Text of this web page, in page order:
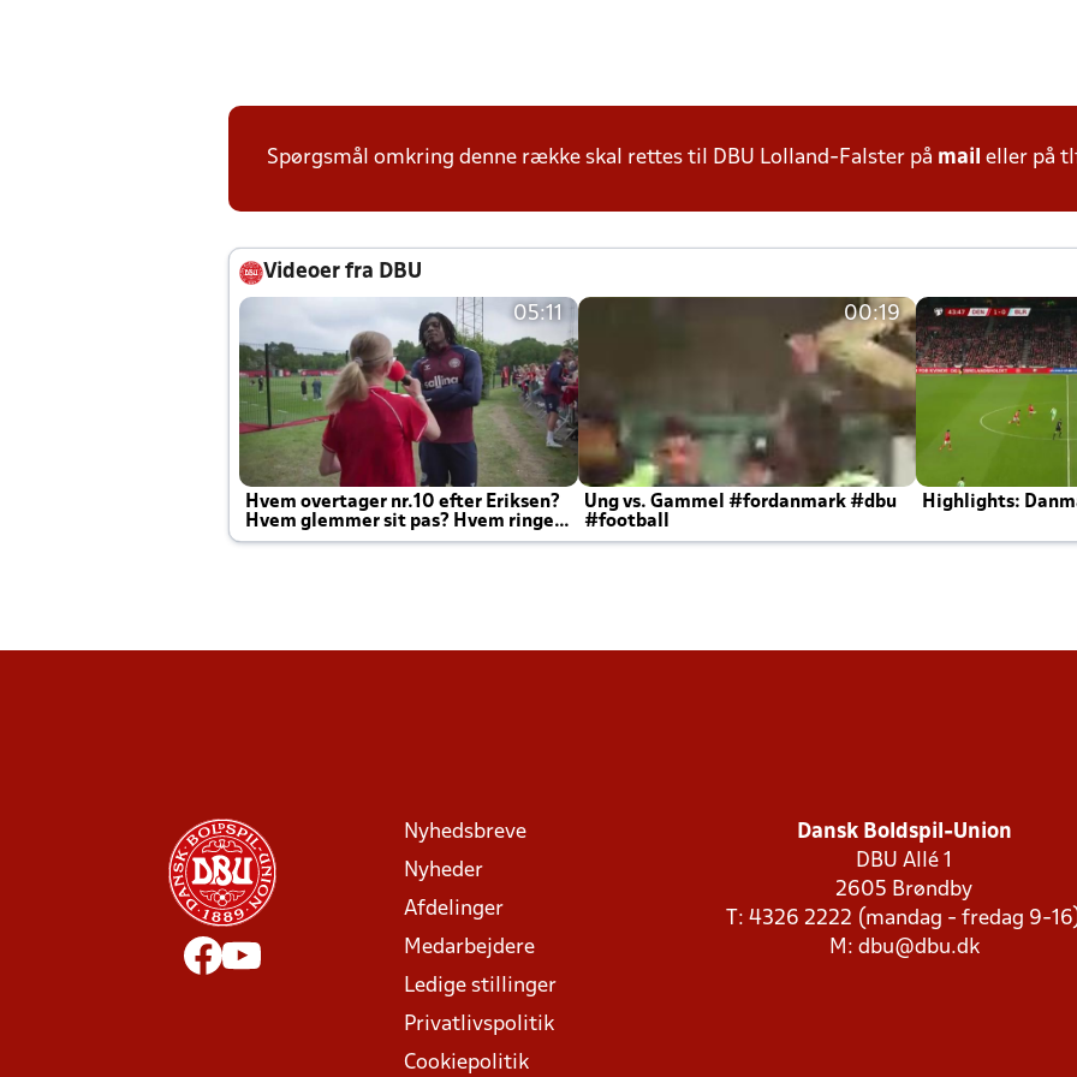
Spørgsmål omkring denne række skal rettes til DBU Lolland-Falster på mail eller på
Videoer fra DBU
05:11
Hvem overtager nr.10 efter Eriksen?
Hvem glemmer sit pas? Hvem ringer
Joachim altid til efter kampe?
00:19
Ung vs. Gammel #fordanmark #dbu
#football
Highlights:
Nyhedsbreve
Nyheder
Afdelinger
Medarbejdere
Ledige stillinger
Privatlivspolitik
Cookiepolitik
Dansk Boldspil-Union
DBU Allé 1
2605 Brøndby
T: 4326 2222 (mandag - fredag 9-
M: dbu@dbu.dk